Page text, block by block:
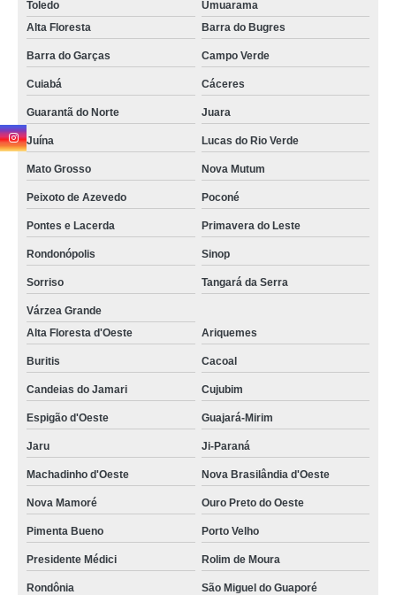
Toledo
Umuarama
Alta Floresta
Barra do Bugres
Barra do Garças Campo Verde
Cuiabá Cáceres
Guarantã do Norte Juara
Juína Lucas do Rio Verde
Mato Grosso Nova Mutum
Peixoto de Azevedo Poconé
Pontes e Lacerda Primavera do Leste
Rondonópolis Sinop
Sorriso Tangará da Serra
Várzea Grande
Alta Floresta d'Oeste
Ariquemes
Buritis Cacoal
Candeias do Jamari Cujubim
Espigão d'Oeste Guajará-Mirim
Jaru Ji-Paraná
Machadinho d'Oeste Nova Brasilândia d'Oeste
Nova Mamoré Ouro Preto do Oeste
Pimenta Bueno Porto Velho
Presidente Médici Rolim de Moura
Rondônia São Miguel do Guaporé